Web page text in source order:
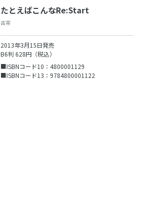
たとえばこんなRe:Start
古茶
2013年3月15日発売
B6判 628円（税込）
■ISBNコード10：4800001129
■ISBNコード13：9784800001122